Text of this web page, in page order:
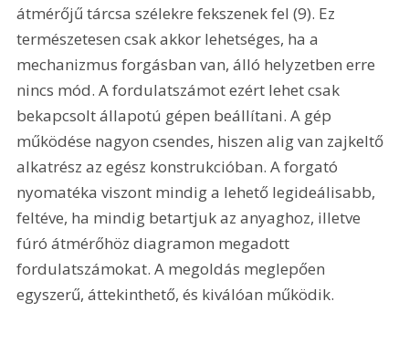
átmérőjű tárcsa szélekre fekszenek fel (9). Ez
természetesen csak akkor lehetséges, ha a
mechanizmus forgásban van, álló helyzetben erre
nincs mód. A fordulatszámot ezért lehet csak
bekapcsolt állapotú gépen beállítani. A gép
működése nagyon csendes, hiszen alig van zajkeltő
alkatrész az egész konstrukcióban. A forgató
nyomatéka viszont mindig a lehető legideálisabb,
feltéve, ha mindig betartjuk az anyaghoz, illetve
fúró átmérőhöz diagramon megadott
fordulatszámokat. A megoldás meglepően
egyszerű, áttekinthető, és kiválóan működik.